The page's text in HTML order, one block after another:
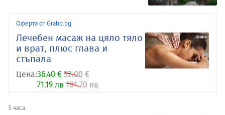
Оферта от Grabo.bg
Лечебен масаж на цяло тяло
и врат, плюс глава и
стъпала
Цена:36.40 € 52.00 €
71.19 лв 101.70 лв
5 часа